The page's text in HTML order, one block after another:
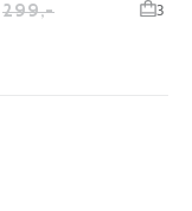
299,- 3